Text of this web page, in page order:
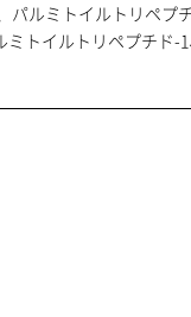
ルミトイルトリペ
トイルトリペプチド-